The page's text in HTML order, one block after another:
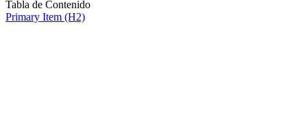
Tabla de Contenido
Primary Item (H2)